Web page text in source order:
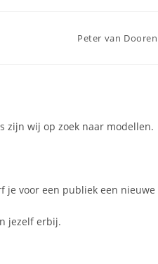
Peter van Dooren
zijn wij op zoek naar modellen.
voor een publiek een
jezelf erbij.